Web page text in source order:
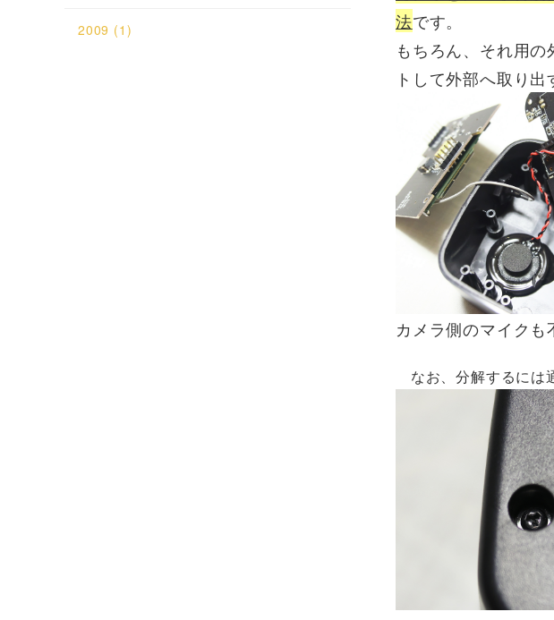
法です。
もちろん、それ用
トして外部へ取り
カメラ側のマイクも
なお、分解するには
2009 (1)